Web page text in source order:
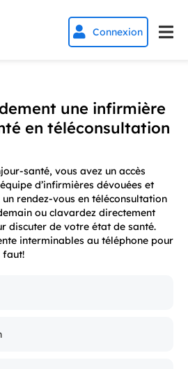
 Connexion 
une infirmière
en téléconsultation
santé, vous avez un accès
d’infirmières dévouées et
rendez-vous en téléconsultation
ou clavardez directement
discuter de votre état de santé.
interminables au téléphone pour
faut!